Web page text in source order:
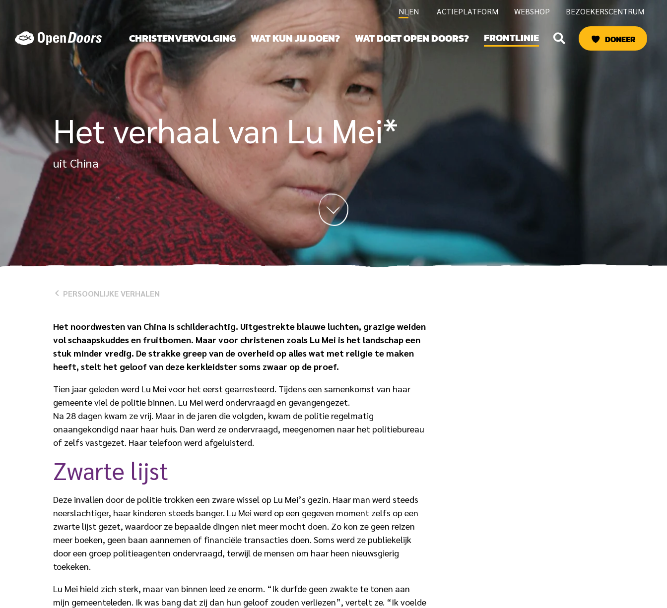
inhoud
NL EN ACTIEPLATFORM WEBSHOP BEZOEKERSCENTRUM
CHRISTENVERVOLGING WAT KUN JIJ DOEN? WAT DOET OPEN DOORS? FRONTLINIE Zoeken DONEER
Het verhaal van Lu Mei*
uit China
SCROLL
NAAR
BENEDEN
PERSOONLIJKE VERHALEN
Het noordwesten van China is schilderachtig. Uitgestrekte blauwe luchten, grazige weiden
vol schaapskuddes en fruitbomen. Maar voor christenen zoals Lu Mei is het landschap een
stuk minder vredig. De strakke greep van de overheid op alles wat met religie te maken
heeft, stelt het geloof van deze kerkleidster soms zwaar op de proef.
Tien jaar geleden werd Lu Mei voor het eerst gearresteerd. Tijdens een samenkomst van haar
gemeente viel de politie binnen. Lu Mei werd ondervraagd en gevangengezet.
Na 28 dagen kwam ze vrij. Maar in de jaren die volgden, kwam de politie regelmatig
onaangekondigd naar haar huis. Dan werd ze ondervraagd, meegenomen naar het politiebureau
of zelfs vastgezet. Haar telefoon werd afgeluisterd.
Zwarte lijst
Deze invallen door de politie trokken een zware wissel op Lu Mei’s gezin. Haar man werd steeds
neerslachtiger, haar kinderen steeds banger. Lu Mei werd op een gegeven moment zelfs op een
zwarte lijst gezet, waardoor ze bepaalde dingen niet meer mocht doen. Zo kon ze geen reizen
meer boeken, geen baan aannemen of financiële transacties doen. Soms werd ze publiekelijk
door een groep politieagenten ondervraagd, terwijl de mensen om haar heen nieuwsgierig
toekeken.
Lu Mei hield zich sterk, maar van binnen leed ze enorm. “Ik durfde geen zwakte te tonen aan
mijn gemeenteleden. Ik was bang dat zij dan hun geloof zouden verliezen”, vertelt ze. “Ik voelde